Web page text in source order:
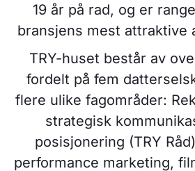
19 år på rad, og er
bransjens mest attraktive
TRY-huset består av
fordelt på fem
flere ulike fagområder:
strategisk
posisjonering (TRY
performance marketing,